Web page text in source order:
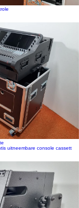
uitneembare console cassett